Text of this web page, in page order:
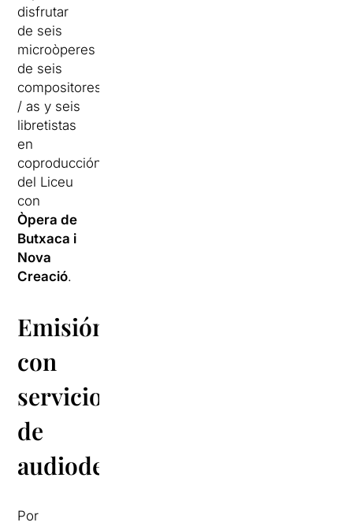
disfrutar
de seis
microòperes
de seis
compositores
/ as y seis
libretistas
en
coproducción
del Liceu
con
Òpera de
Butxaca i
Nova
Creació.
Emisión
con
servicio
de
audiodescripción
Por